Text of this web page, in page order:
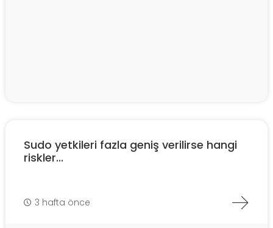
Sudo yetkileri fazla geniş verilirse hangi
riskler...
3 hafta önce